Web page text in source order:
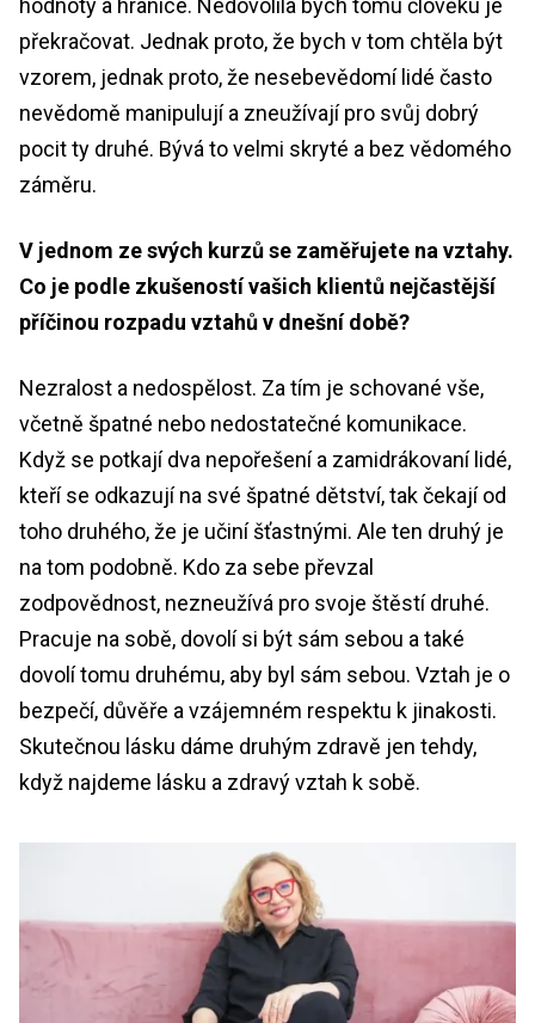
hodnoty a hranice. Nedovolila bych tomu člověku je
překračovat. Jednak proto, že bych v tom chtěla být
vzorem, jednak proto, že nesebevědomí lidé často
nevědomě manipulují a zneužívají pro svůj dobrý
pocit ty druhé. Bývá to velmi skryté a bez vědomého
záměru.
V jednom ze svých kurzů se zaměřujete na vztahy.
Co je podle zkušeností vašich klientů nejčastější
příčinou rozpadu vztahů v dnešní době?
Nezralost a nedospělost. Za tím je schované vše,
včetně špatné nebo nedostatečné komunikace.
Když se potkají dva nepořešení a zamidrákovaní lidé,
kteří se odkazují na své špatné dětství, tak čekají od
toho druhého, že je učiní šťastnými. Ale ten druhý je
na tom podobně. Kdo za sebe převzal
zodpovědnost, nezneužívá pro svoje štěstí druhé.
Pracuje na sobě, dovolí si být sám sebou a také
dovolí tomu druhému, aby byl sám sebou. Vztah je o
bezpečí, důvěře a vzájemném respektu k jinakosti.
Skutečnou lásku dáme druhým zdravě jen tehdy,
když najdeme lásku a zdravý vztah k sobě.